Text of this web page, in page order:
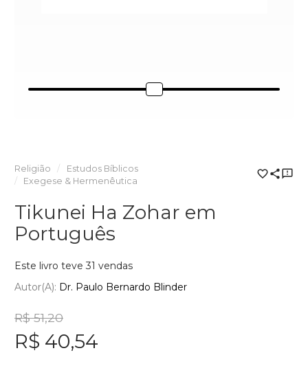
Religião
Estudos Bíblicos
Exegese & Hermenêutica
Tikunei Ha Zohar em
Português
Este livro teve 31 vendas
Autor(a): Dr. Paulo Bernardo Blinder
R$ 51,20
R$ 40,54